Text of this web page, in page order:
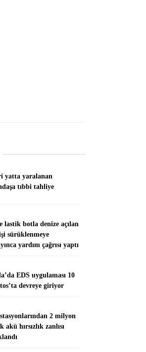
yatta yaralanan
tıbbi tahliye
lastik botla denize açılan
sürüklenmeye
yardım çağrısı yaptı
EDS uygulaması 10
devreye giriyor
2 milyon
akü hırsızlık zanlısı